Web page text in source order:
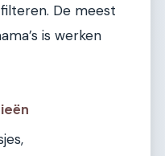
De meest
is werken